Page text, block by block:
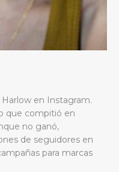
en Instagram.
que compitió en
no ganó,
de seguidores en
para marcas